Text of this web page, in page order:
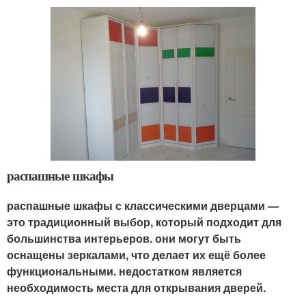
распашные шкафы
распашные шкафы с классическими дверцами —
это традиционный выбор, который подходит для
большинства интерьеров. они могут быть
оснащены зеркалами, что делает их ещё более
функциональными. недостатком является
необходимость места для открывания дверей.